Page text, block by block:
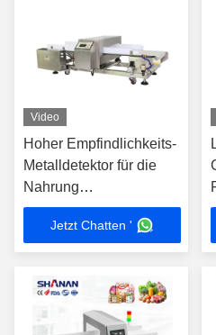
Video
Hoher Empfindlichkeits-
Metalldetektor für die
Nahrung
industriell/Förderband-
Metalldetektor
Jetzt Chatten '